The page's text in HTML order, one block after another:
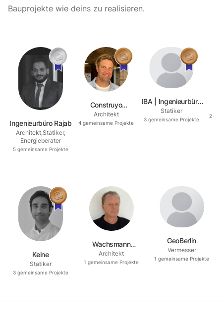
Bauprojekte wie deins zu realisieren.
Ingenieurbüro Rajab
Architekt Statiker,
Energieberater
5 gemeinsame Projekte
Construyo
Architecture
Architekt
4 gemeinsame Projekte
IBA | Ingenieurbüro
Abuharbid für
Baustatik
Statiker
3 gemeinsame Projekte
2
Keine
Statiker
3 gemeinsame Projekte
Wachsmann
Architekten GmbH
Architekt
1 gemeinsame Projekte
GeoBerlin
Vermesser
1 gemeinsame Projekte